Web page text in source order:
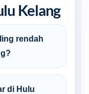
Kelang
rendah
di Hulu